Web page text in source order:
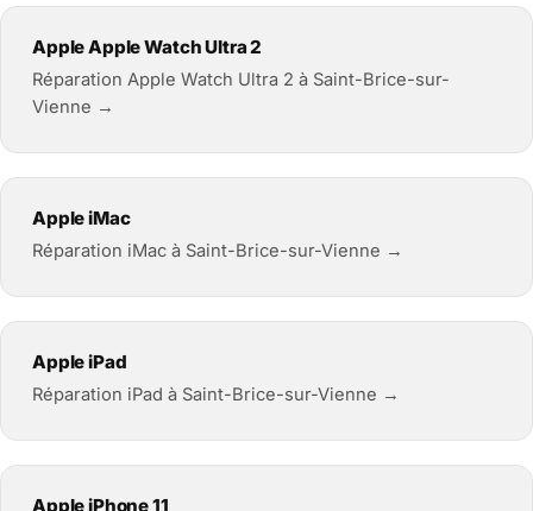
Apple Apple Watch Ultra 2
Réparation Apple Watch Ultra 2 à Saint-Brice-sur-
Vienne →
Apple iMac
Réparation iMac à Saint-Brice-sur-Vienne →
Apple iPad
Réparation iPad à Saint-Brice-sur-Vienne →
Apple iPhone 11